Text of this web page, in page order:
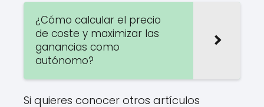
¿Cómo calcular el precio
de coste y maximizar las
ganancias como
autónomo?
Si quieres conocer otros artículos